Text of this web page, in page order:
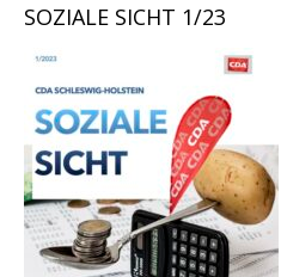
SOZIALE SICHT 1/23